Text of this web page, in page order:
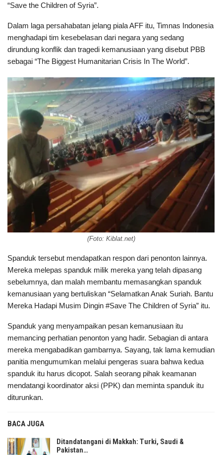
“Save the Children of Syria”.
Dalam laga persahabatan jelang piala AFF itu, Timnas Indonesia
menghadapi tim kesebelasan dari negara yang sedang
dirundung konflik dan tragedi kemanusiaan yang disebut PBB
sebagai “The Biggest Humanitarian Crisis In The World”.
(Foto: Kiblat.net)
Spanduk tersebut mendapatkan respon dari penonton lainnya.
Mereka melepas spanduk milik mereka yang telah dipasang
sebelumnya, dan malah membantu memasangkan spanduk
kemanusiaan yang bertuliskan “Selamatkan Anak Suriah. Bantu
Mereka Hadapi Musim Dingin #Save The Children of Syria” itu.
Spanduk yang menyampaikan pesan kemanusiaan itu
memancing perhatian penonton yang hadir. Sebagian di antara
mereka mengabadikan gambarnya. Sayang, tak lama kemudian
panitia mengumumkan melalui pengeras suara bahwa kedua
spanduk itu harus dicopot. Salah seorang pihak keamanan
mendatangi koordinator aksi (PPK) dan meminta spanduk itu
diturunkan.
BACA JUGA
Ditandatangani di Makkah: Turki, Saudi &
Pakistan…